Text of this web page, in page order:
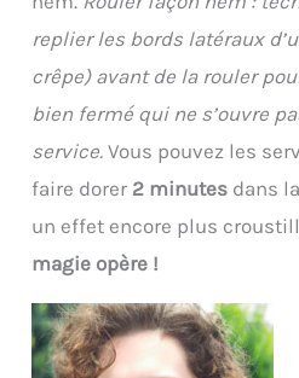
replier les bords latéraux
crêpe) avant de la rouler
bien fermé qui ne s’ouvre
service. Vous pouvez les
faire dorer 2 minutes dans
un effet encore plus
magie opère !